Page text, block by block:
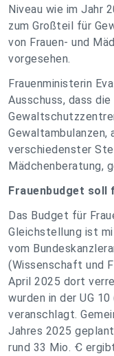
Niveau wie im Jahr
zum Großteil für
von Frauen- und
vorgesehen.
Frauenministerin
Ausschuss, dass
Gewaltambulanzen,
verschiedenster
Mädchenberatung,
Frauenbudget soll
Das Budget für
Gleichstellung ist
vom
(Wissenschaft und
April 2025 dort
wurden in der UG
veranschlagt.
Jahres 2025
rund 33 Mio. Ꞓ